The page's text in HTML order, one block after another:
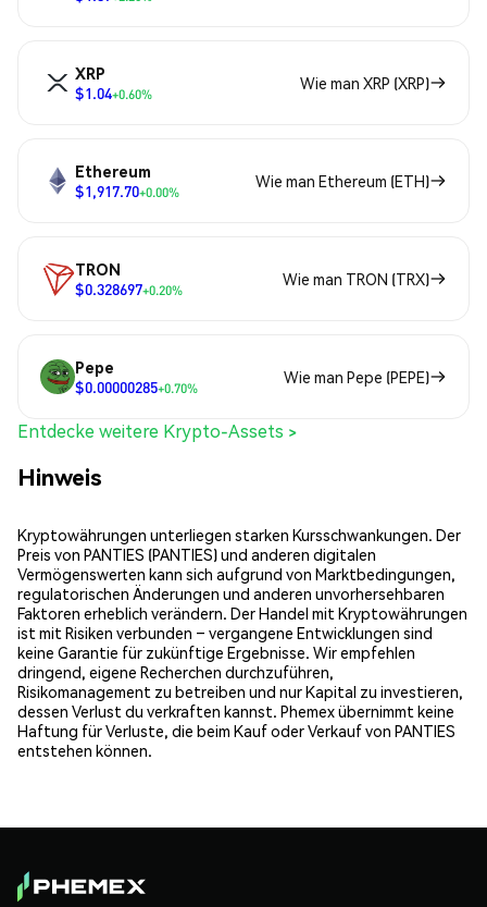
XRP
$1.04+0.60%
Wie man XRP (XRP)
Ethereum
$1,917.70+0.00%
Wie man Ethereum (ETH)
TRON
$0.328697+0.20%
Wie man TRON (TRX)
Pepe
$0.00000285+0.70%
Wie man Pepe (PEPE)
Entdecke weitere Krypto-Assets >
Hinweis
Kryptowährungen unterliegen starken Kursschwankungen. Der
Preis von PANTIES (PANTIES) und anderen digitalen
Vermögenswerten kann sich aufgrund von Marktbedingungen,
regulatorischen Änderungen und anderen unvorhersehbaren
Faktoren erheblich verändern. Der Handel mit Kryptowährungen
ist mit Risiken verbunden – vergangene Entwicklungen sind
keine Garantie für zukünftige Ergebnisse. Wir empfehlen
dringend, eigene Recherchen durchzuführen,
Risikomanagement zu betreiben und nur Kapital zu investieren,
dessen Verlust du verkraften kannst. Phemex übernimmt keine
Haftung für Verluste, die beim Kauf oder Verkauf von PANTIES
entstehen können.